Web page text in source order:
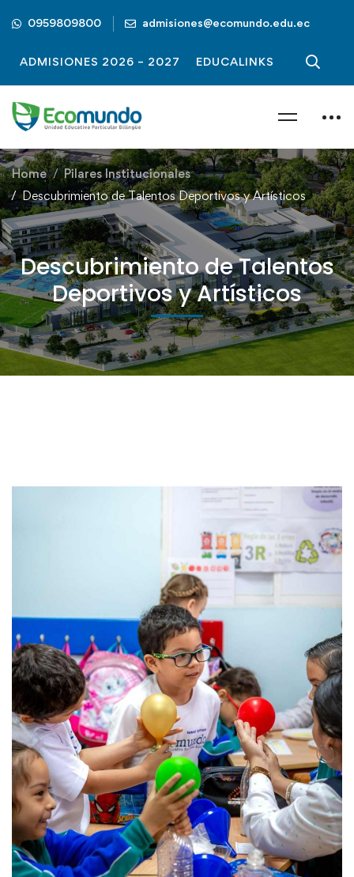
0959809800 admisiones@ecomundo.edu.ec
ADMISIONES 2026 – 2027 EDUCALINKS
Home
Pilares Institucionales
Descubrimiento de Talentos Deportivos y Artísticos
Descubrimiento de Talentos
Deportivos y Artísticos